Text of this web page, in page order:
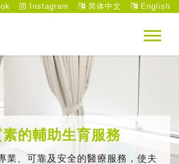
Instagram 简体中文 English
素的輔助生育服務
業、可靠及安全的醫療服務，使夫